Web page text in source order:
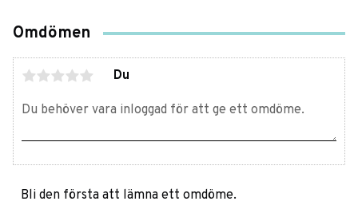
Omdömen
Du
Bli den första att lämna ett omdöme.